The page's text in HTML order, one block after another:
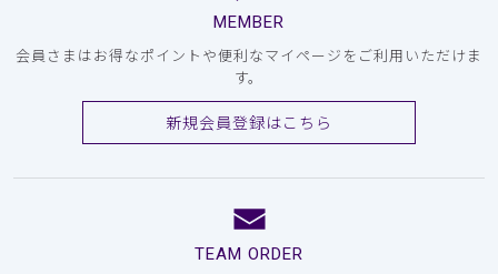
MEMBER
会員さまはお得なポイントや便利なマイページをご利用いただけま
す。
新規会員登録はこちら
TEAM ORDER